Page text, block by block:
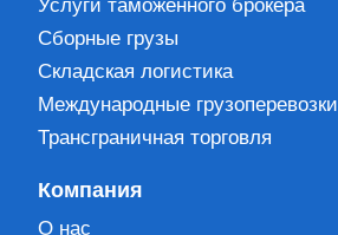
Услуги таможенного брокера
Сборные грузы
Складская логистика
Международные грузоперевозки
Трансграничная торговля
Компания
О нас